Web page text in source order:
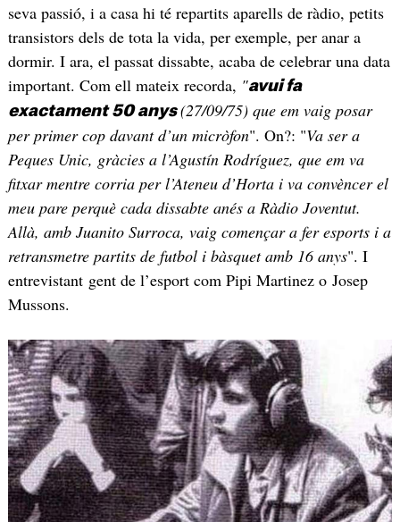
seva passió, i a casa hi té repartits aparells de ràdio, petits
transistors dels de tota la vida, per exemple, per anar a
dormir. I ara, el passat dissabte, acaba de celebrar una data
important. Com ell mateix recorda, "avui fa
exactament 50 anys(27/09/75) que em vaig posar
per primer cop davant d’un micròfon". On?: "Va ser a
Peques Unic, gràcies a l’Agustín Rodríguez, que em va
fitxar mentre corria per l’Ateneu d’Horta i va convèncer el
meu pare perquè cada dissabte anés a Ràdio Joventut.
Allà, amb Juanito Surroca, vaig començar a fer esports i a
retransmetre partits de futbol i bàsquet amb 16 anys". I
entrevistant gent de l’esport com Pipi Martinez o Josep
Mussons.